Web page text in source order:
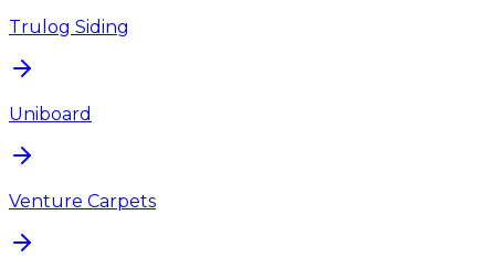
Trulog Siding
Uniboard
Venture Carpets